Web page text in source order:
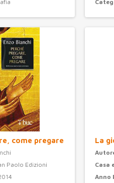
come pregare
Paolo Edizioni
La
Casa
Anno